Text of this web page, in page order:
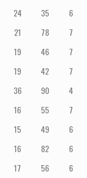
24 35
6
21 78
7
19 46
7
19 42
7
36 90
4
16 55
7
15 49
6
16 82
6
17 56
6